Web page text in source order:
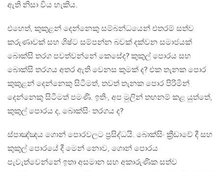
ඇති නිසා විය හැකිය.
එහෙත්, කුකුළන් දෙන්නෙකු සම්බන්ධයෙන් එතරම් සත්ව
කරුණාවක් සහ ශිෂ්ට සම්පන්න බවක් දක්වන සමාජයක්
බොක්සි තරග පවත්වන්නේ කෙසේද? කුකුල් පොරය සහ
බොක්සි තරගය අතර ඇති වෙනස කුමක් ද? එක තැනක පොර
කුකුළන් දෙන්නෙකු සිටීමත්, තවත් තැනක පොර පිරිමින්
දෙන්නෙකු සිටීමත් පමණි. ඉතිං, අප මුලින් තහනම් කළ යුත්තේ,
කුකුල් පොරය ද, බොක්සිං තරගය ද?
ස්පාඤ්ඤය ගොන් පොරවලට ප්‍රසිද්ධයි. බොක්සිං ක්‍රීඩාවේ දී සහ
කුකුල් පොරයේ දී මෙන් නොව, ගොන් පොරය
පැවැත්වෙන්නේ ඉතා අසමාන සහ අකාරුණික සත්ව